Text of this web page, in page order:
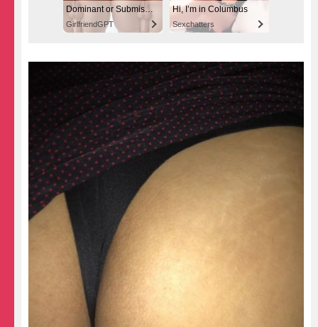
Dominant or Submissive? Cold or Wild?
GirlfriendGPT
Hi, I’m in Columbus
Sexchatters